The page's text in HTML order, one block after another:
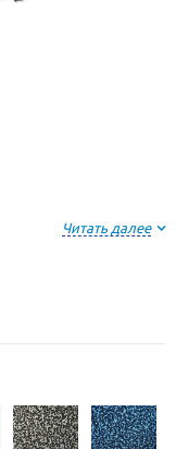
Читать далее